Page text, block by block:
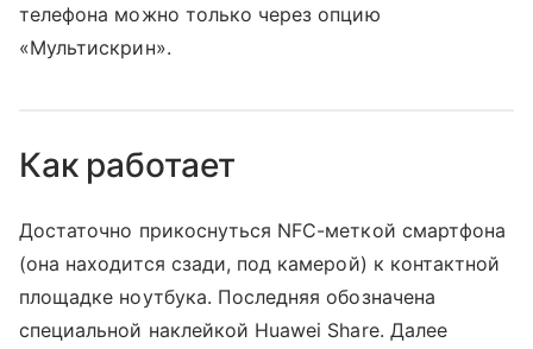
телефона можно только через опцию
«‎Мультискрин».
Как работает
Достаточно прикоснуться NFC-меткой смартфона
(она находится сзади, под камерой) к контактной
площадке ноутбука. Последняя обозначена
специальной наклейкой Huawei Share. Далее